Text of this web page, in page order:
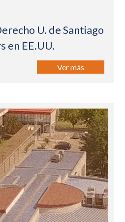
U. de Santiago
en EE.UU.
Ver más